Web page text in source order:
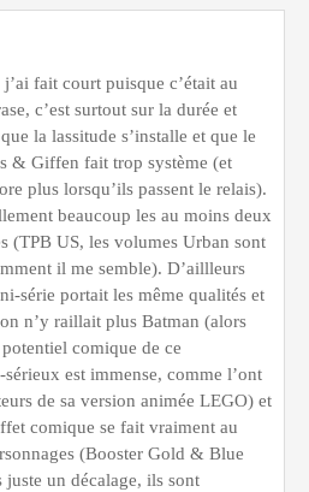
fait court puisque c’était au
c’est surtout sur la durée et
la lassitude s’installe et que le
& Giffen fait trop système (et
plus lorsqu’ils passent le relais).
beaucoup les au moins deux
(TPB US, les volumes Urban sont
il me semble). D’aillleurs
série portait les même qualités et
n’y raillait plus Batman (alors
comique de ce
est immense, comme l’ont
de sa version animée LEGO) et
comique se fait vraiment au
(Booster Gold & Blue
juste un décalage, ils sont